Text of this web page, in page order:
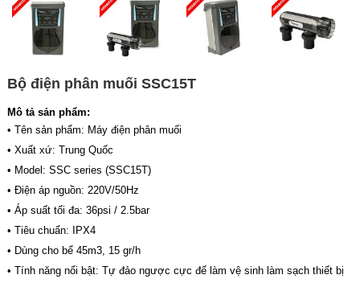
Bộ điện phân muối SSC15T
Mô tả sản phẩm:
• Tên sản phẩm: Máy điện phân muối
• Xuất xứ: Trung Quốc
• Model: SSC series (SSC15T)
• Điện áp nguồn: 220V/50Hz
• Áp suất tối đa: 36psi / 2.5bar
• Tiêu chuẩn: IPX4
• Dùng cho bể 45m3, 15 gr/h
• Tính năng nổi bật: Tự đảo ngược cực để làm vệ sinh làm sạch thiết bị